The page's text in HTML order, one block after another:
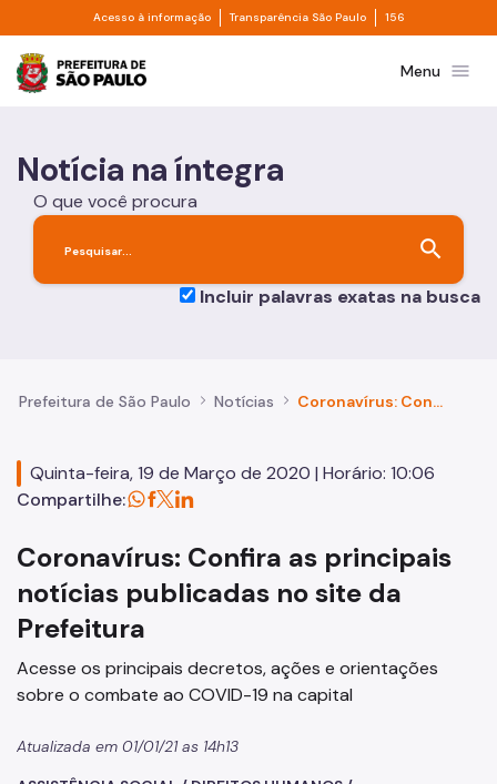
Pular para o Conteúdo principal
Acesso à informação Divisor de acesso à informação
Transparência São Paulo Divisor de
156
Prefeitura de São PauloMenu menu
Notícia na íntegra
O que você procura
search
Incluir palavras exatas na busca
Prefeitura de São Paulo Notícias Coronavírus: Confira as principais notícias publicadas no site da Prefeitura
Quinta-feira, 19 de Março de 2020 | Horário: 10:06
Compartilhe:
Coronavírus: Confira as principais
notícias publicadas no site da
Prefeitura
Acesse os principais decretos, ações e orientações
sobre o combate ao COVID-19 na capital
Atualizada em 01/01/21 as 14h13